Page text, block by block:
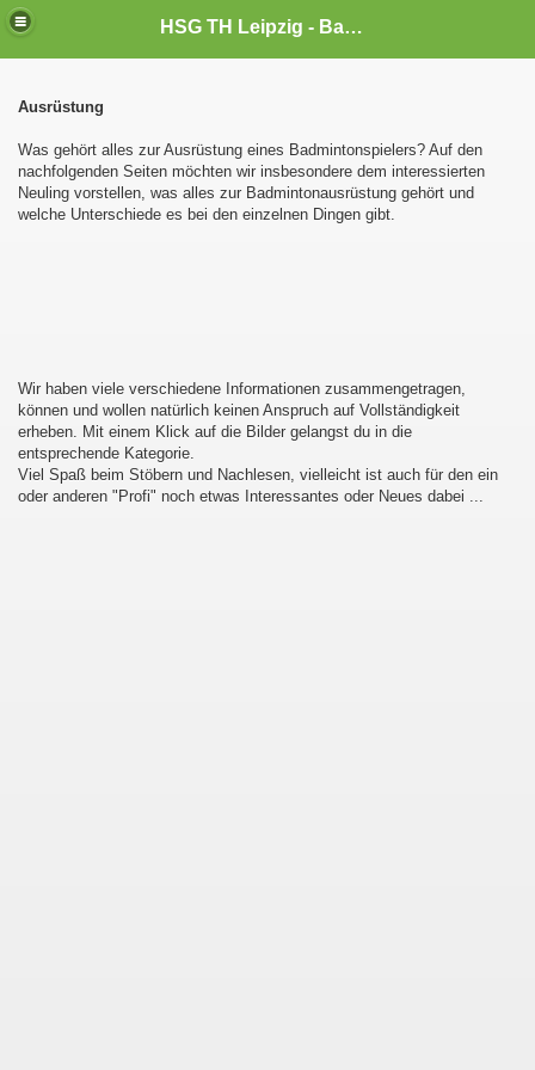
HSG TH Leipzig - Badminton
Ausrüstung
Was gehört alles zur Ausrüstung eines Badmintonspielers? Auf den
nachfolgenden Seiten möchten wir insbesondere dem interessierten
Neuling vorstellen, was alles zur Badmintonausrüstung gehört und
welche Unterschiede es bei den einzelnen Dingen gibt.
Wir haben viele verschiedene Informationen zusammengetragen,
können und wollen natürlich keinen Anspruch auf Vollständigkeit
erheben. Mit einem Klick auf die Bilder gelangst du in die
entsprechende Kategorie.
Viel Spaß beim Stöbern und Nachlesen, vielleicht ist auch für den ein
oder anderen "Profi" noch etwas Interessantes oder Neues dabei ...